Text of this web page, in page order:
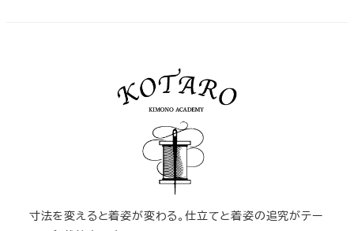
寸法を変えると着姿が変わる。仕立てと着姿の追究がテー